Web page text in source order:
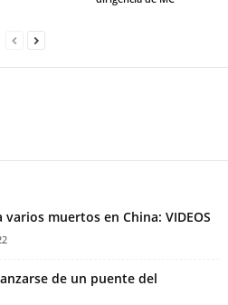
muertos en China: VIDEOS
de un puente del